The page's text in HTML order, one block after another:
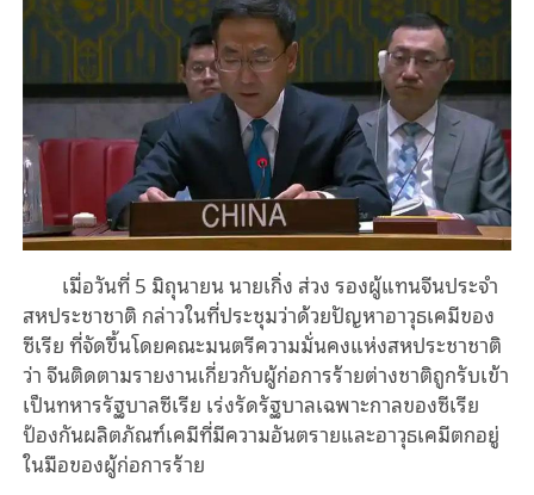
เมื่อวันที่ 5 มิถุนายน นายเกิ่ง ส่วง รองผู้แทนจีนประจำ
สหประชาชาติ กล่าวในที่ประชุมว่าด้วยปัญหาอาวุธเคมีของ
ซีเรีย ที่จัดขึ้นโดยคณะมนตรีความมั่นคงแห่งสหประชาชาติ
ว่า จีนติดตามรายงานเกี่ยวกับผู้ก่อการร้ายต่างชาติถูกรับเข้า
เป็นทหารรัฐบาลซีเรีย เร่งรัดรัฐบาลเฉพาะกาลของซีเรีย
ป้องกันผลิตภัณฑ์เคมีที่มีความอันตรายและอาวุธเคมีตกอยู่
ในมือของผู้ก่อการร้าย